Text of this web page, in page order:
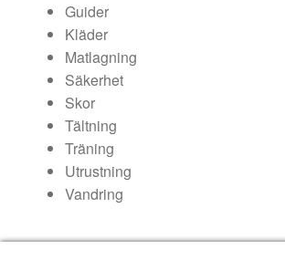
Guider
Kläder
Matlagning
Säkerhet
Skor
Tältning
Träning
Utrustning
Vandring